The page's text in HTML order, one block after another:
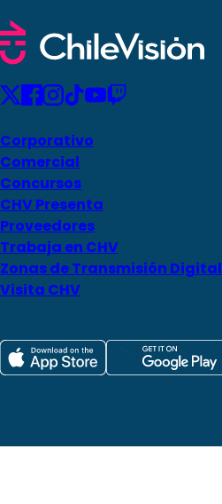
Corporativo
Comercial
Concursos
CHV Presenta
Proveedores
Trabaja en CHV
Zonas de Transmisión Digital
Visita CHV